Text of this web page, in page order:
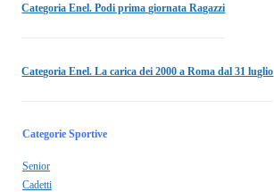
Categoria Enel. Podi prima giornata Ragazzi
Categoria Enel. La carica dei 2000 a Roma dal 31 luglio
Categorie Sportive
Senior
Cadetti